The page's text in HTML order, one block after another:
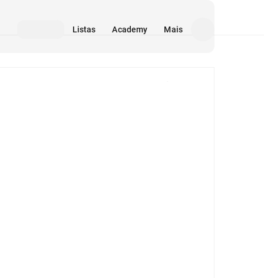
Listas Academy Mais